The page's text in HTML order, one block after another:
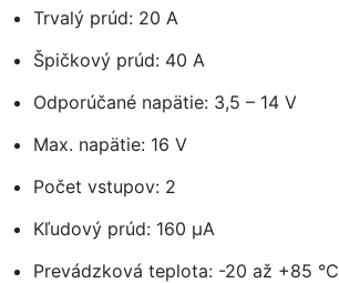
Trvalý prúd: 20 A
Špičkový prúd: 40 A
Odporúčané napätie: 3,5 – 14 V
Max. napätie: 16 V
Počet vstupov: 2
Kľudový prúd: 160 µA
Prevádzková teplota: -20 až +85 °C